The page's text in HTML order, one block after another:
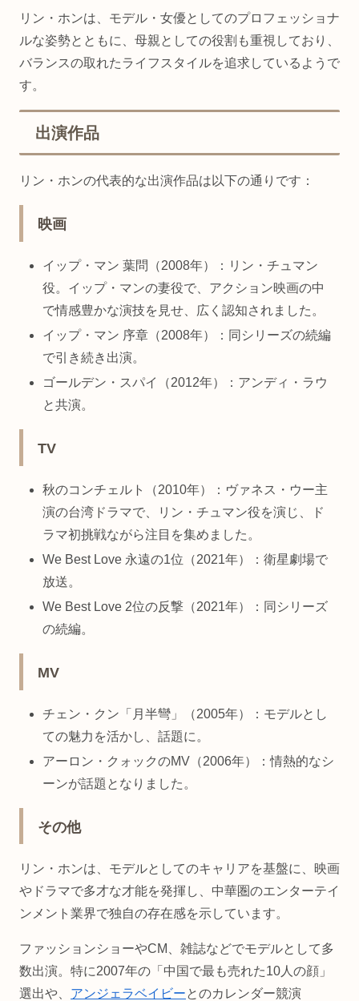
リン・ホンは、モデル・女優としてのプロフェッショナ
ルな姿勢とともに、母親としての役割も重視しており、
バランスの取れたライフスタイルを追求しているようで
す。
出演作品
リン・ホンの代表的な出演作品は以下の通りです：
映画
イップ・マン 葉問（2008年）：リン・チュマン
役。イップ・マンの妻役で、アクション映画の中
で情感豊かな演技を見せ、広く認知されました。
イップ・マン 序章（2008年）：同シリーズの続編
で引き続き出演。
ゴールデン・スパイ（2012年）：アンディ・ラウ
と共演。
TV
秋のコンチェルト（2010年）：ヴァネス・ウー主
演の台湾ドラマで、リン・チュマン役を演じ、ド
ラマ初挑戦ながら注目を集めました。
We Best Love 永遠の1位（2021年）：衛星劇場で
放送。
We Best Love 2位の反撃（2021年）：同シリーズ
の続編。
MV
チェン・クン「月半彎」（2005年）：モデルとし
ての魅力を活かし、話題に。
アーロン・クォックのMV（2006年）：情熱的なシ
ーンが話題となりました。
その他
リン・ホンは、モデルとしてのキャリアを基盤に、映画
やドラマで多才な才能を発揮し、中華圏のエンターテイ
ンメント業界で独自の存在感を示しています。
ファッションショーやCM、雑誌などでモデルとして多
数出演。特に2007年の「中国で最も売れた10人の顔」
選出や、 アンジェラベイビーとのカレンダー競演